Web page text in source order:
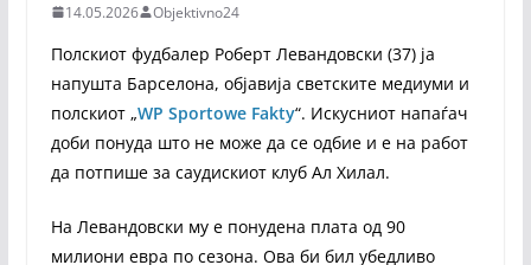
14.05.2026 Objektivno24
Полскиот фудбалер Роберт Левандовски (37) ја
напушта Барселона, објавија светските медиуми и
полскиот „WP Sportowe Fakty“. Искусниот напаѓач
доби понуда што не може да се одбие и е на работ
да потпише за саудискиот клуб Ал Хилал.
На Левандовски му е понудена плата од 90
милиони евра по сезона. Ова би бил убедливо